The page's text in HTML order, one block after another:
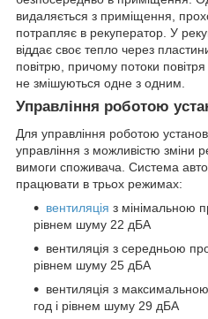
видаляється з приміщення,
потрапляє в рекуператор. У
віддає своє тепло через
повітрю, причому потоки
не змішуються одне з одним.
Управління роботою
Для управління роботою
управління з можливістю зміни
вимоги споживача. Система
працювати в трьох режимах:
вентиляція з мінімальною
рівнем шуму 22 дБА
вентиляція з середньою
рівнем шуму 25 дБА
вентиляція з
год і рівнем шуму 29 дБА